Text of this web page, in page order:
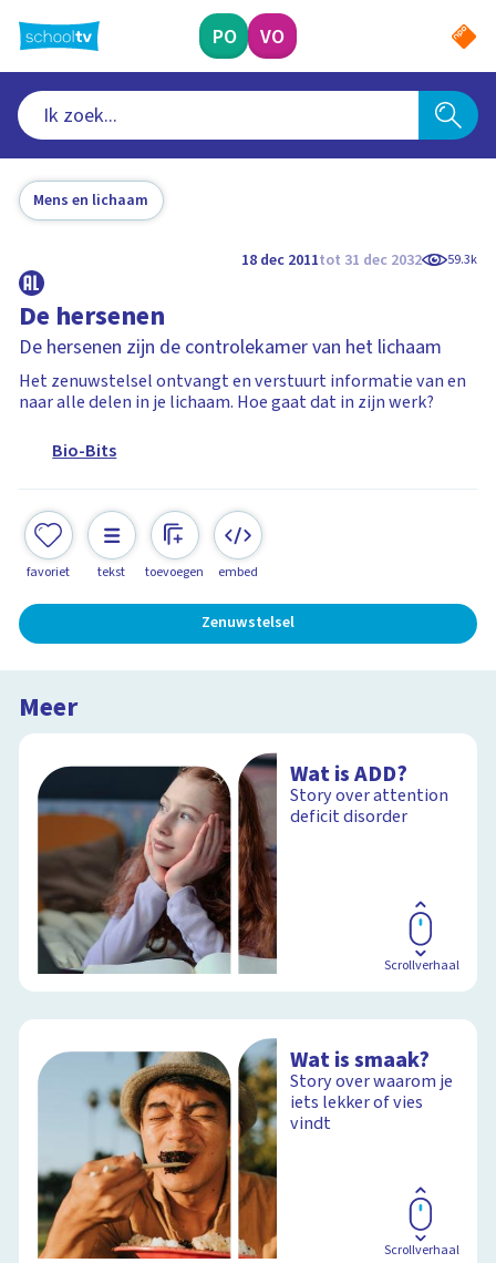
naar
hoofdinhoud
PO VO
Mens en lichaam
18 dec 2011tot 31 dec 2032 59.3k
De hersenen
De hersenen zijn de controlekamer van het lichaam
Het zenuwstelsel ontvangt en verstuurt informatie van en
naar alle delen in je lichaam. Hoe gaat dat in zijn werk?
Bio-Bits
favoriet tekst toevoegen embed
Zenuwstelsel
Meer
Wat is ADD?
Story over attention
deficit disorder
Scrollverhaal
Wat is smaak?
Story over waarom je
iets lekker of vies
vindt
Scrollverhaal